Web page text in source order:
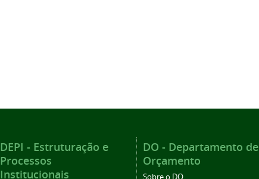
DEPI - Estruturação e
Processos
Institucionais
DO - Departamento de
Orçamento
Sobre o DO